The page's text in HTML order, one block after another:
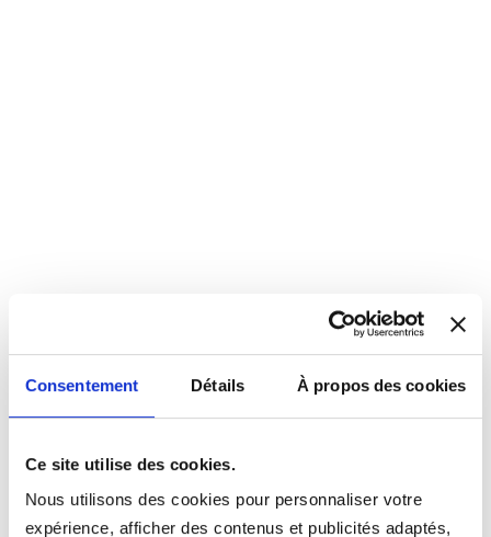
Consentement Détails À propos des cookies
Ce site utilise des cookies.
Nous utilisons des cookies pour personnaliser votre
expérience, afficher des contenus et publicités adaptés,